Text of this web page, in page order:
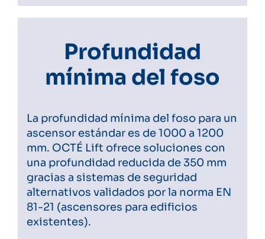
Profundidad
mínima del foso
La profundidad mínima del foso para un
ascensor estándar es de 1000 a 1200
mm. OCTÉ Lift ofrece soluciones con
una profundidad reducida de 350 mm
gracias a sistemas de seguridad
alternativos validados por la norma EN
81-21 (ascensores para edificios
existentes).